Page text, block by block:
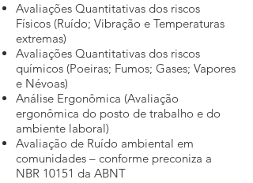
Avaliações Quantitativas dos riscos
Físicos (Ruído; Vibração e Temperaturas
extremas)
Avaliações Quantitativas dos riscos
químicos (Poeiras; Fumos; Gases; Vapores
e Névoas)
Análise Ergonômica (Avaliação
ergonômica do posto de trabalho e do
ambiente laboral)
Avaliação de Ruído ambiental em
comunidades – conforme preconiza a
NBR 10151 da ABNT